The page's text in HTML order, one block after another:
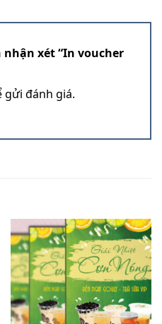
xét “In voucher
gửi đánh giá.